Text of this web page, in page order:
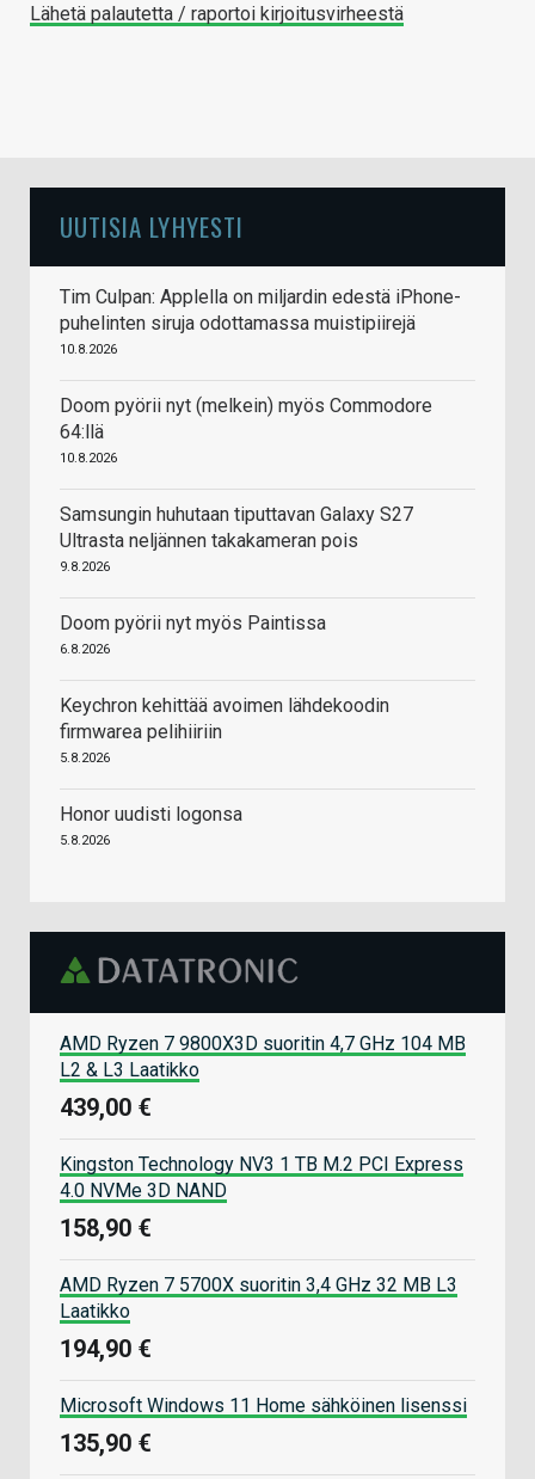
Lähetä palautetta / raportoi kirjoitusvirheestä
UUTISIA LYHYESTI
Tim Culpan: Applella on miljardin edestä iPhone-
puhelinten siruja odottamassa muistipiirejä
10.8.2026
Doom pyörii nyt (melkein) myös Commodore
64:llä
10.8.2026
Samsungin huhutaan tiputtavan Galaxy S27
Ultrasta neljännen takakameran pois
9.8.2026
Doom pyörii nyt myös Paintissa
6.8.2026
Keychron kehittää avoimen lähdekoodin
firmwarea pelihiiriin
5.8.2026
Honor uudisti logonsa
5.8.2026
AMD Ryzen 7 9800X3D suoritin 4,7 GHz 104 MB
L2 & L3 Laatikko
439,00 €
Kingston Technology NV3 1 TB M.2 PCI Express
4.0 NVMe 3D NAND
158,90 €
AMD Ryzen 7 5700X suoritin 3,4 GHz 32 MB L3
Laatikko
194,90 €
Microsoft Windows 11 Home sähköinen lisenssi
135,90 €